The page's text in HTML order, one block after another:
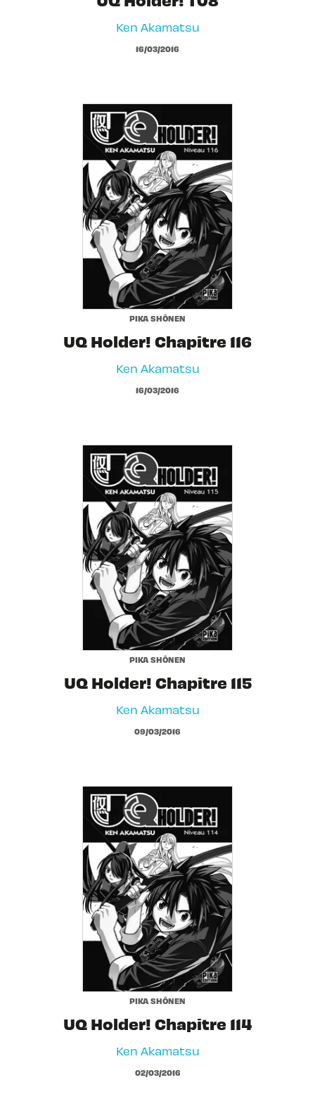
Ken Akamatsu
16/03/2016
PIKA SHÔNEN
UQ Holder! Chapitre 116
Ken Akamatsu
16/03/2016
PIKA SHÔNEN
UQ Holder! Chapitre 115
Ken Akamatsu
09/03/2016
PIKA SHÔNEN
UQ Holder! Chapitre 114
Ken Akamatsu
02/03/2016